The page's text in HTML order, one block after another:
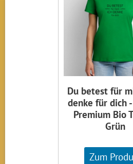
Du betest für
denke für dich
Premium Bio
Grün
Zum